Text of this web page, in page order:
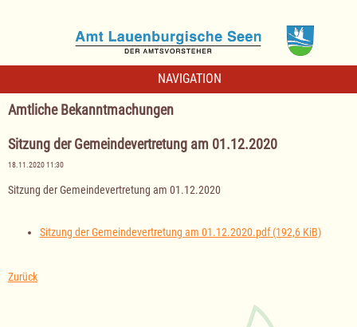
NAVIGATION
Amtliche Bekanntmachungen
Sitzung der Gemeindevertretung am 01.12.2020
18.11.2020 11:30
Sitzung der Gemeindevertretung am 01.12.2020
Sitzung der Gemeindevertretung am 01.12.2020.pdf(192,6 KiB)
Zurück